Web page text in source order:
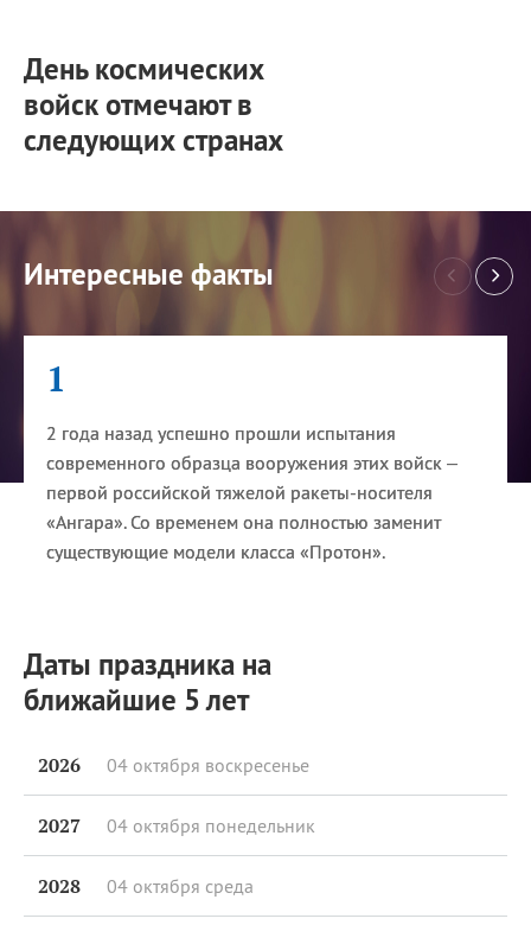
День космических
войск отмечают в
следующих странах
Интересные факты
1
2 года назад успешно прошли испытания
современного образца вооружения этих войск –
первой российской тяжелой ракеты-носителя
«Ангара». Со временем она полностью заменит
существующие модели класса «Протон».
Даты праздника на
ближайшие 5 лет
2026 04 октября воскресенье
2027 04 октября понедельник
2028 04 октября среда